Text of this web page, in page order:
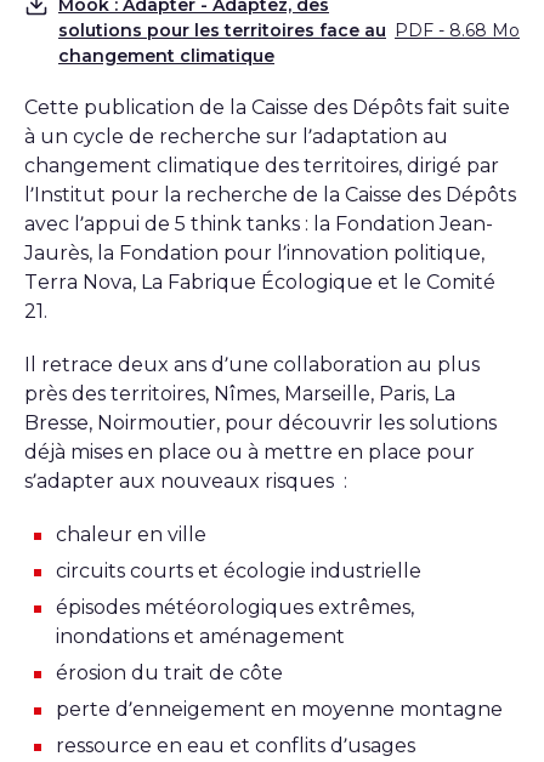
Télécharger
Mook : Adapter - Adaptez, des
solutions pour les territoires face au
changement climatique
PDF - 8.68 Mo
Cette publication de la Caisse des Dépôts fait suite
à un cycle de recherche sur l’adaptation au
changement climatique des territoires, dirigé par
l’Institut pour la recherche de la Caisse des Dépôts
avec l’appui de 5 think tanks : la Fondation Jean-
Jaurès, la Fondation pour l’innovation politique,
Terra Nova, La Fabrique Écologique et le Comité
21.
Il retrace deux ans d’une collaboration au plus
près des territoires, Nîmes, Marseille, Paris, La
Bresse, Noirmoutier, pour découvrir les solutions
déjà mises en place ou à mettre en place pour
s’adapter aux nouveaux risques :
chaleur en ville
circuits courts et écologie industrielle
épisodes météorologiques extrêmes,
inondations et aménagement
érosion du trait de côte
perte d’enneigement en moyenne montagne
ressource en eau et conflits d’usages